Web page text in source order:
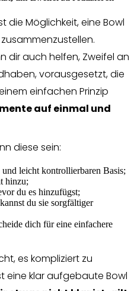
die Möglichkeit, eine Bowl
dir auch helfen, Zweifel an
vorausgesetzt, die
einfachen Prinzip
auf einmal und
diese sein:
leicht kontrollierbaren Basis;
hinzu;
du es hinzufügst;
du sie sorgfältiger
dich für eine einfachere
es kompliziert zu
eine klar aufgebaute Bowl